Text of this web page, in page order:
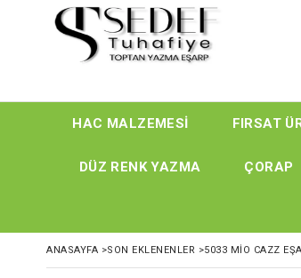
HAC MALZEMESİ FIRSAT
DÜZ RENK YAZMA ÇORAP
ANASAYFA >SON EKLENENLER >5033 MIO CAZZ